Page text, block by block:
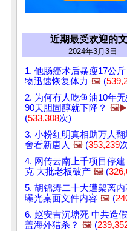
近期最受欢迎的
2024年3月3日
1. 他肠癌术后暴瘦17公
物迅速恢复体力 🖼️ (
2. 为何有人吃鱼油10年
90天胆固醇就下降？ 🖼️▶️
(533,308次)
3. 小粉红明真相助万人
舍看新唐人 🖼️ (353,239
4. 网传云南上千项目停
克 大批老板破产 🖼️ (
5. 胡锦涛二十大遭架离
曝光桌面文件内容 🖼️ (
6. 赵安吉沉塘死 中共造
盖海外猎杀？ 🖼️ (